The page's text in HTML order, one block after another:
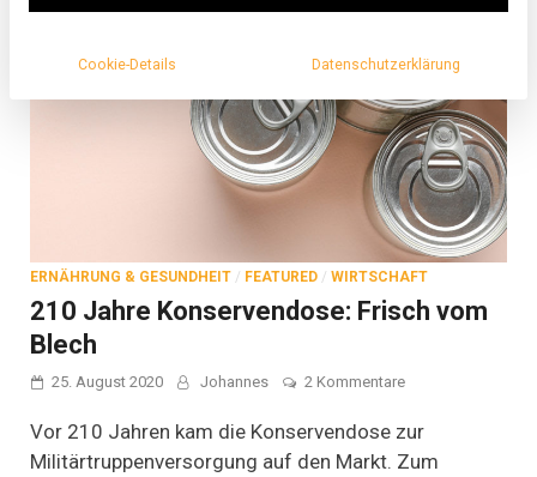
ERNÄHRUNG & GESUNDHEIT / FEATURED / WIRTSCHAFT
210 Jahre Konservendose: Frisch vom
Blech
25. August 2020 Johannes 2 Kommentarezu
Konservendose:
Frisch
Vor 210 Jahren kam die Konservendose zur
Militärtruppenversorgung auf den Markt. Zum
Cookie-Details Datenschutzerklärung